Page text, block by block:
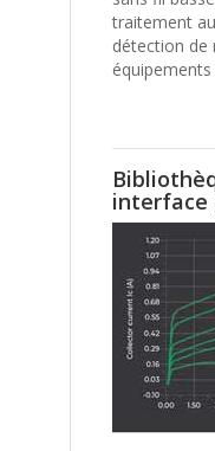
traitement
détection de
interface